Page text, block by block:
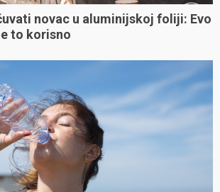
novac u aluminijskoj foliji: Evo
to korisno